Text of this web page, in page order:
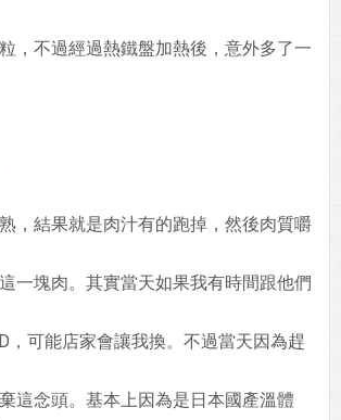
，不過經過熱鐵盤加熱後，意外多了一
，結果就是肉汁有的跑掉，然後肉質嚼
一塊肉。其實當天如果我有時間跟他們
，可能店家會讓我換。不過當天因為趕
這念頭。基本上因為是日本國產溫體